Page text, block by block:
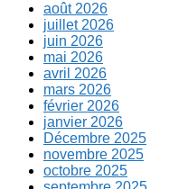
août 2026
juillet 2026
juin 2026
mai 2026
avril 2026
mars 2026
février 2026
janvier 2026
Décembre 2025
novembre 2025
octobre 2025